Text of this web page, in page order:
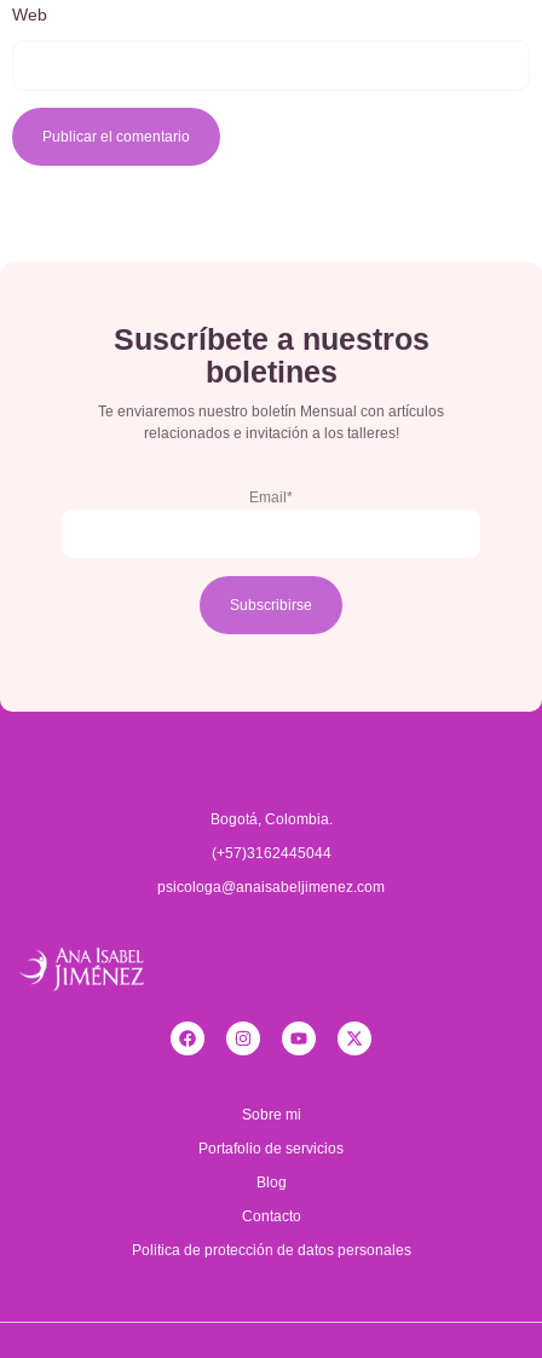
Web
Suscríbete a nuestros
boletines
Te enviaremos nuestro boletín Mensual con artículos
relacionados e invitación a los talleres!
Email*
Bogotá, Colombia.
(+57)3162445044
psicologa@anaisabeljimenez.com
Sobre mi
Portafolio de servicios
Blog
Contacto
Politica de protección de datos personales